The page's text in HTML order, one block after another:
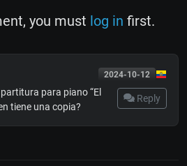
you must log in first.
2024-10-12
Reply
para piano “El
tiene una copia?